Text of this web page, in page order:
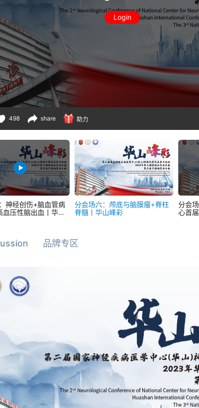
Login
498 share 助力
神经创伤+脑血管病
血压性脑出血丨华山
分会场六：颅底与脑膜瘤+脊柱
脊髓丨华山峰彩
分会
心首
品牌专区